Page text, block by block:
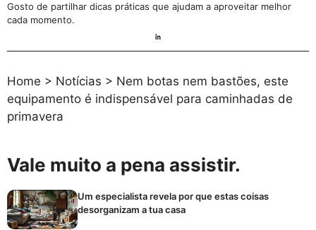
Gosto de partilhar dicas práticas que ajudam a aproveitar melhor
cada momento.
Home > Notícias > Nem botas nem bastões, este
equipamento é indispensável para caminhadas de
primavera
Vale muito a pena assistir.
Um especialista revela por que estas coisas
desorganizam a tua casa